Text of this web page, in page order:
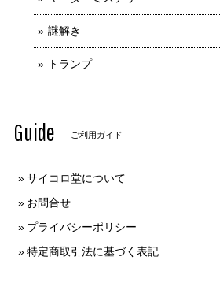
謎解き
トランプ
Guide ご利用ガイド
サイコロ堂について
お問合せ
プライバシーポリシー
特定商取引法に基づく表記